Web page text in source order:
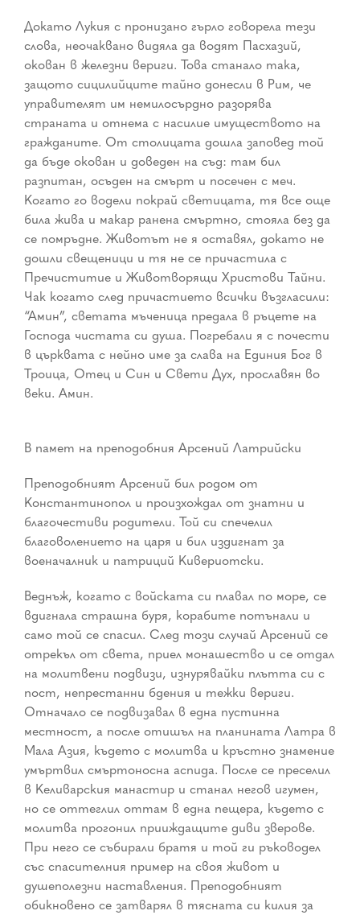
Докато Лукия с пронизано гърло говорела тези
слова, неочаквано видяла да водят Пасхазий,
окован в железни вериги. Това станало така,
защото сицилийците тайно донесли в Рим, че
управителят им немилосърдно разорява
страната и отнема с насилие имуществото на
гражданите. От столицата дошла заповед той
да бъде окован и доведен на съд: там бил
разпитан, осъден на смърт и посечен с меч.
Когато го водели покрай светицата, тя все още
била жива и макар ранена смъртно, стояла без да
се помръдне. Животът не я оставял, докато не
дошли свещеници и тя не се причастила с
Пречиститие и Животворящи Христови Тайни.
Чак когато след причастието всички възгласили:
“Амин”, светата мъченица предала в ръцете на
Господа чистата си душа. Погребали я с почести
в църквата с нейно име за слава на Единия Бог в
Троица, Отец и Син и Свети Дух, прославян во
веки. Амин.
В памет на преподобния Арсений Латрийски
Преподобният Арсений бил родом от
Константинопол и произхождал от знатни и
благочестиви родители. Той си спечелил
благоволението на царя и бил издигнат за
военачалник и патриций Кивериотски.
Веднъж, когато с войската си плавал по море, се
вдигнала страшна буря, корабите потънали и
само той се спасил. След този случай Арсений се
отрекъл от света, приел монашество и се отдал
на молитвени подвизи, изнурявайки плътта си с
пост, непрестанни бдения и тежки вериги.
Отначало се подвизавал в една пустинна
местност, а после отишъл на планината Латра в
Мала Азия, където с молитва и кръстно знамение
умъртвил смъртоносна аспида. После се преселил
в Келиварския манастир и станал негов игумен,
но се оттеглил оттам в една пещера, където с
молитва прогонил прииждащите диви зверове.
При него се събирали братя и той ги ръководел
със спасителния пример на своя живот и
душеполезни наставления. Преподобният
обикновено се затварял в тясната си килия за